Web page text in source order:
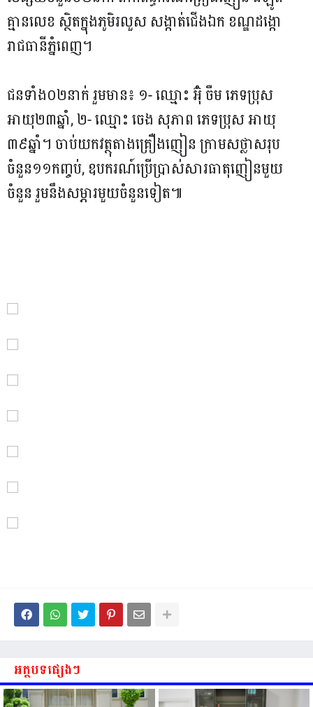
គ្មានលេខ ស្ថិតក្នុងភូមិរលួស​ សង្កាត់ជេីងឯក​ ខណ្ឌដង្កោ
រាជធានីភ្នំពេញ។
ជនទាំង០២នាក់ រួមមាន៖ ១- ឈ្មោះ អ៊ុំ ចឺម ភេទប្រុស
អាយុ២៣ឆ្នាំ, ២- ឈ្មោះ ចេង សុភាព ភេទប្រុស អាយុ
៣៩ឆ្នាំ។ ចាប់យកវត្ថុតាងគ្រឿងញៀន ក្រាមសថ្លាសរុប
ចំនួន១១កញ្ចប់, ឧបករណ៍ប្រេីប្រាស់សារធាតុញៀនមួយ
ចំនួន រួមនឹងសម្ភារមួយចំនួនទៀត៕
អត្ថបទផ្សេងៗ